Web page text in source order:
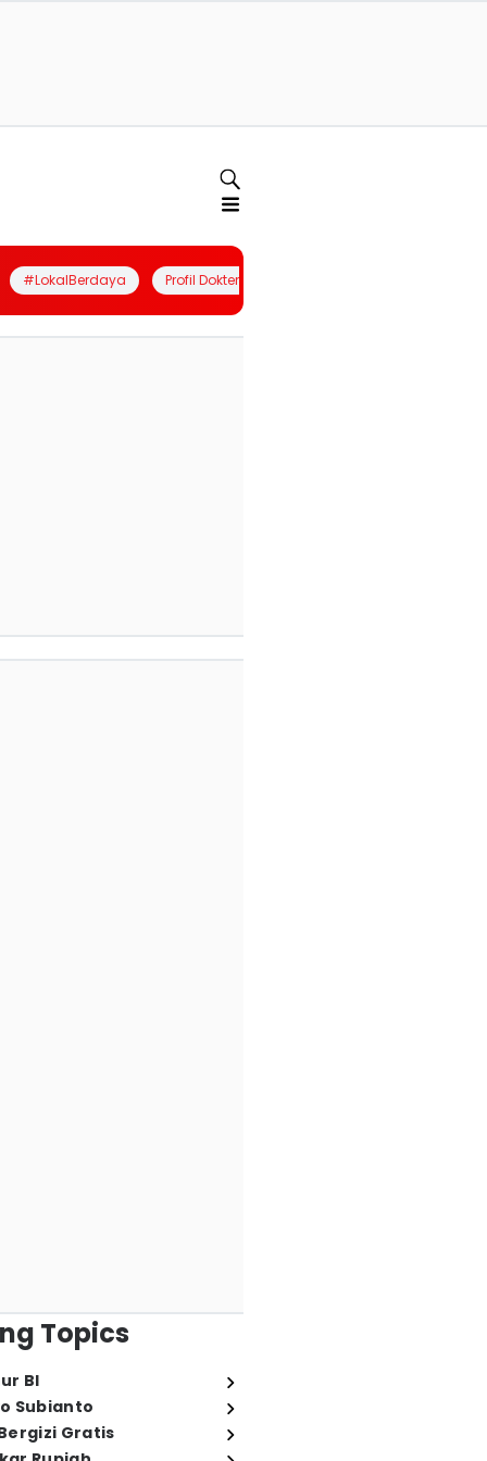
#LokalBerdaya Profil Dokter
Topics
BI
Subianto
Gratis